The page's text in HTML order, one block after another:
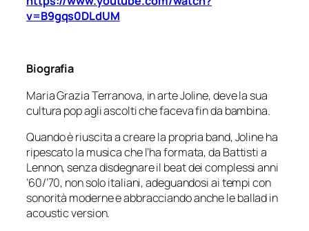
v=B9gqs0DLdUM
Biografia
Maria Grazia Terranova, in arte Joline, deve la sua
cultura pop agli ascolti che faceva fin da bambina.
Quando è riuscita a creare la propria band, Joline ha
ripescato la musica che l’ha formata, da Battisti a
Lennon, senza disdegnare il beat dei complessi anni
’60/’70, non solo italiani, adeguandosi ai tempi con
sonorità moderne e abbracciando anche le ballad in
acoustic version.